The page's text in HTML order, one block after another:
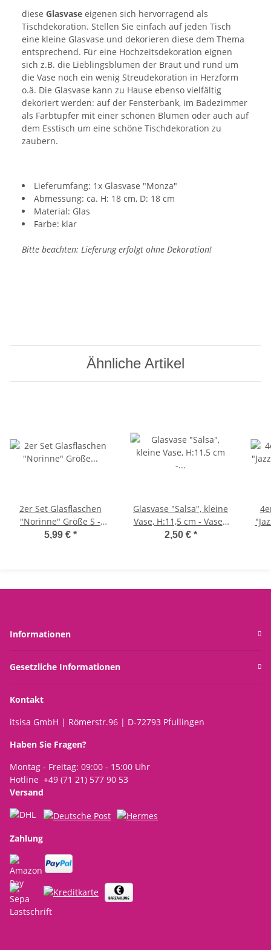
diese Glasvase eigenen sich hervorragend als
Tischdekoration. Stellen Sie einfach auf jeden Tisch
eine kleine Glasvase und dekorieren diese dem Thema
entsprechend. Für eine Hochzeitsdekoration eignen
sich z.B. die Lieblingsblumen der Braut und rund um
die Vase noch ein wenig Streudekoration in Herzform
o.ä. Die Glasvase kann zu Hause ebenso vielfältig
dekoriert werden: auf der Fensterbank, im Badezimmer
als Farbtupfer mit einer schönen Blumen oder auch auf
dem Esstisch um eine schöne Tischdekoration zu
zaubern.
Lieferumfang: 1x Glasvase "Monza"
Abmessung: ca. H: 18 cm, D: 18 cm
Material: Glas
Farbe: klar
Bitte beachten: Lieferung erfolgt ohne Dekoration!
Ähnliche Artikel
2er Set Glasflaschen
"Norinne" Größe S -
kleine Vase,
5,99 € *
Glasvase "Salsa", kleine
Vase, H:11,5 cm - Vasen
zur Tischdekoration,
2,50 € *
Informationen
Gesetzliche Informationen
Kontakt
itsisa GmbH | Römerstr.96 | D-72793 Pfullingen
Haben Sie Fragen?
Montag - Freitag: 09:00 - 15:00 Uhr
Hotline +49 (71 21) 577 90 53
Versand
Zahlung